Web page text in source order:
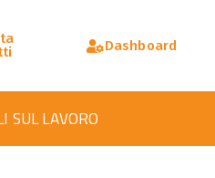
Dashboard
SUL LAVORO